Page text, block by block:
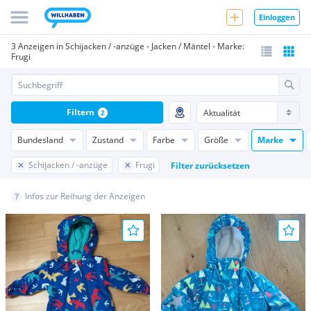
Einloggen
3 Anzeigen in Schijacken / -anzüge - Jacken / Mäntel - Marke:
Frugi
Bundesland Zustand Farbe Größe Marke
Schijacken / -anzüge Frugi Filter zurücksetzen
Filtern 2
Infos zur Reihung der Anzeigen